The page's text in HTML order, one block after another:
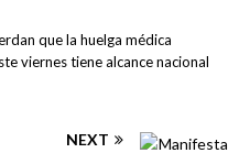
que la huelga médica
viernes tiene alcance nacional
NEXT